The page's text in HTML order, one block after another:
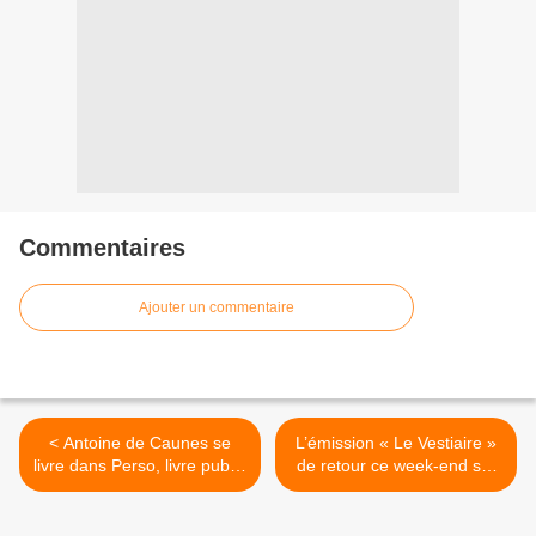
Commentaires
Ajouter un commentaire
< Antoine de Caunes se
livre dans Perso, livre publié
ce jeudi.
L’émission « Le Vestiaire »
de retour ce week-end sur
RMC Sport : spécial Lens. >